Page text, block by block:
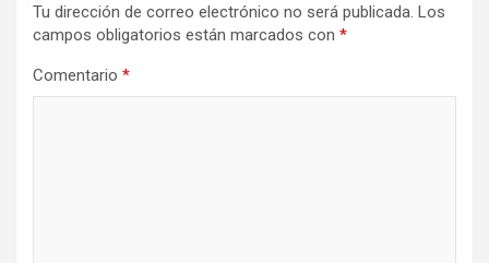
Tu dirección de correo electrónico no será publicada. Los
campos obligatorios están marcados con *
Comentario *